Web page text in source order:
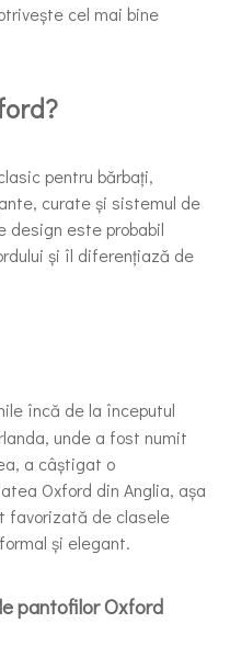
cel mai bine
pentru bărbați,
curate și sistemul de
design este probabil
și îl diferențiază de
încă de la începutul
unde a fost numit
a câștigat o
Oxford din Anglia, așa
favorizată de clasele
și elegant.
pantofilor Oxford